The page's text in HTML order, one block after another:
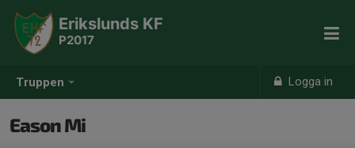
Truppen Logga in
Erikslunds KF
P2017
Eason Mi